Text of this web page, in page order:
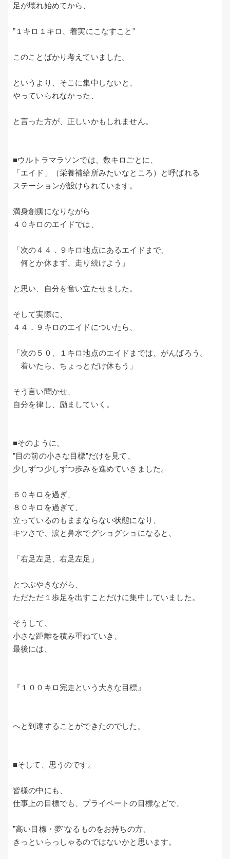
足が壊れ始めてから、
”１キロ１キロ、着実にこなすこと”
このことばかり考えていました。
というより、そこに集中しないと、
やっていられなかった、
と言った方が、正しいかもしれません。
■ウルトラマラソンでは、数キロごとに、
「エイド」（栄養補給所みたいなところ）と呼ばれる
ステーションが設けられています。
満身創痍になりながら
４０キロのエイドでは、
「次の４４．９キロ地点にあるエイドまで、
何とか休まず、走り続けよう」
と思い、自分を奮い立たせました。
そして実際に、
４４．９キロのエイドについたら、
「次の５０、１キロ地点のエイドまでは、がんばろう。
着いたら、ちょっとだけ休もう」
そう言い聞かせ、
自分を律し、励ましていく。
■そのように、
”目の前の小さな目標”だけを見て、
少しずつ少しずつ歩みを進めていきました。
６０キロを過ぎ、
８０キロを過ぎて、
立っているのもままならない状態になり、
キツさで、涙と鼻水でグショグショになると、
「右足左足、右足左足」
とつぶやきながら、
ただただ１歩足を出すことだけに集中していました。
そうして、
小さな距離を積み重ねていき、
最後には、
『１００キロ完走という大きな目標』
へと到達することができたのでした。
■そして、思うのです。
皆様の中にも、
仕事上の目標でも、プライベートの目標などで、
”高い目標・夢”なるものをお持ちの方、
きっといらっしゃるのではないかと思います。